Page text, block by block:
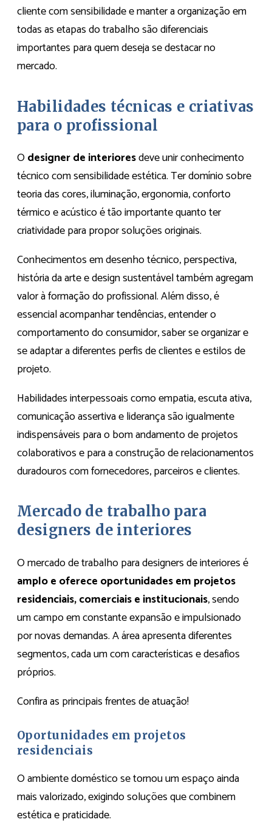
cliente com sensibilidade e manter a organização em
todas as etapas do trabalho são diferenciais
importantes para quem deseja se destacar no
mercado.
Habilidades técnicas e criativas
para o profissional
O designer de interioresdeve unir conhecimento
técnico com sensibilidade estética. Ter domínio sobre
teoria das cores, iluminação, ergonomia, conforto
térmico e acústico é tão importante quanto ter
criatividade para propor soluções originais.
Conhecimentos em desenho técnico, perspectiva,
história da arte e design sustentável também agregam
valor à formação do profissional. Além disso, é
essencial acompanhar tendências, entender o
comportamento do consumidor, saber se organizar e
se adaptar a diferentes perfis de clientes e estilos de
projeto.
Habilidades interpessoais como empatia, escuta ativa,
comunicação assertiva e liderança são igualmente
indispensáveis para o bom andamento de projetos
colaborativos e para a construção de relacionamentos
duradouros com fornecedores, parceiros e clientes.
Mercado de trabalho para
designers de interiores
O mercado de trabalho para designers de interiores é
amplo e oferece oportunidades em projetos
residenciais, comerciais e institucionais, sendo
um campo em constante expansão e impulsionado
por novas demandas. A área apresenta diferentes
segmentos, cada um com características e desafios
próprios.
Confira as principais frentes de atuação!
Oportunidades em projetos
residenciais
O ambiente doméstico se tornou um espaço ainda
mais valorizado, exigindo soluções que combinem
estética e praticidade.